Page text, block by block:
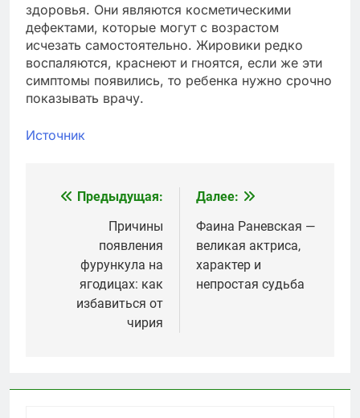
здоровья. Они являются косметическими
дефектами, которые могут с возрастом
исчезать самостоятельно. Жировики редко
воспаляются, краснеют и гноятся, если же эти
симптомы появились, то ребенка нужно срочно
показывать врачу.
Источник
Навигация
записям
Предыдущая:
Причины
появления
фурункула на
ягодицах: как
избавиться от
чирия
Далее:
Фаина Раневская —
великая актриса,
характер и
непростая судьба